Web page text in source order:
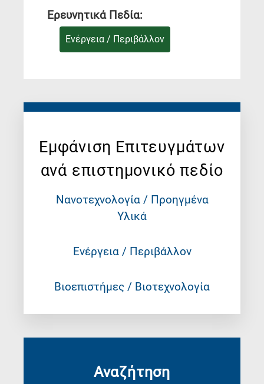
Εμφάνιση Επιτευγμάτων
ανά επιστημονικό πεδίο
Νανοτεχνολογία / Προηγμένα
Υλικά
Ενέργεια / Περιβάλλον
Βιοεπιστήμες / Βιοτεχνολογία
Αναζήτηση
Ερευνητικά Πεδία:
Ενέργεια / Περιβάλλον